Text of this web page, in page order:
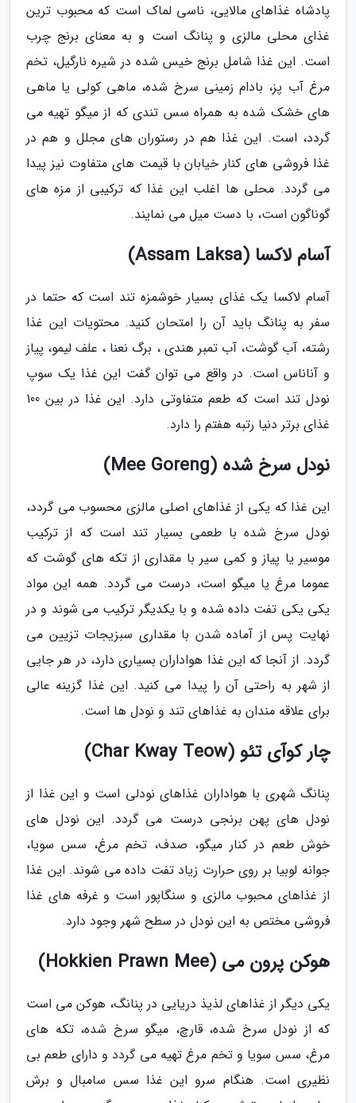
پادشاه غذاهای مالایی، ناسی لماک است که محبوب ترین
غذای محلی مالزی و پنانگ است و به معنای برنج چرب
است. این غذا شامل برنج خیس شده در شیره نارگیل، تخم
مرغ آب پز، بادام زمینی سرخ شده، ماهی کولی یا ماهی
های خشک شده به همراه سس تندی که از میگو تهیه می
گردد، است. این غذا هم در رستوران های مجلل و هم در
غذا فروشی های کنار خیابان با قیمت های متفاوت نیز پیدا
می گردد. محلی ها اغلب این غذا که ترکیبی از مزه های
گوناگون است، با دست میل می نمایند.
آسام لاکسا (Assam Laksa)
آسام لاکسا یک غذای بسیار خوشمزه تند است که حتما در
سفر به پنانگ باید آن را امتحان کنید. محتویات این غذا
رشته، آب گوشت، آب تمبر هندی ، برگ نعنا ، علف لیمو، پیاز
و آناناس است. در واقع می توان گفت این غذا یک سوپ
نودل تند است که طعم متفاوتی دارد. این غذا در بین 100
غذای برتر دنیا رتبه هفتم را دارد.
نودل سرخ شده (Mee Goreng)
این غذا که یکی از غذاهای اصلی مالزی محسوب می گردد،
نودل سرخ شده با طعمی بسیار تند است که از ترکیب
موسیر یا پیاز و کمی سیر با مقداری از تکه های گوشت که
عموما مرغ یا میگو است، درست می گردد. همه این مواد
یکی یکی تفت داده شده و با یکدیگر ترکیب می شوند و در
نهایت پس از آماده شدن با مقداری سبزیجات تزیین می
گردد. از آنجا که این غذا هواداران بسیاری دارد، در هر جایی
از شهر به راحتی آن را پیدا می کنید. این غذا گزینه عالی
برای علاقه مندان به غذاهای تند و نودل ها است.
چار کوآی تئو (Char Kway Teow)
پنانگ شهری با هواداران غذاهای نودلی است و این غذا از
نودل های پهن برنجی درست می گردد. این نودل های
خوش طعم در کنار میگو، صدف، تخم مرغ، سس سویا،
جوانه لوبیا بر روی حرارت زیاد تفت داده می شوند. این غذا
از غذاهای محبوب مالزی و سنگاپور است و غرفه های غذا
فروشی مختص به این نودل در سطح شهر وجود دارد.
هوکن پرون می (Hokkien Prawn Mee)
یکی دیگر از غذاهای لذیذ دریایی در پنانگ، هوکن می است
که از نودل سرخ شده، قارچ، میگو سرخ شده، تکه های
مرغ، سس سویا و تخم مرغ تهیه می گردد و دارای طعم بی
نظیری است. هنگام سرو این غذا سس سامبال و برش